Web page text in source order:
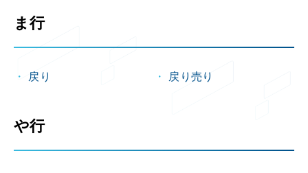
ま行
戻り 戻り売り
や行